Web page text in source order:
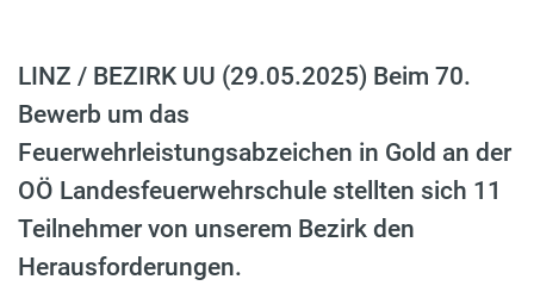
LINZ / BEZIRK UU (29.05.2025) Beim 70.
Bewerb um das
Feuerwehrleistungsabzeichen in Gold an der
OÖ Landesfeuerwehrschule stellten sich 11
Teilnehmer von unserem Bezirk den
Herausforderungen.